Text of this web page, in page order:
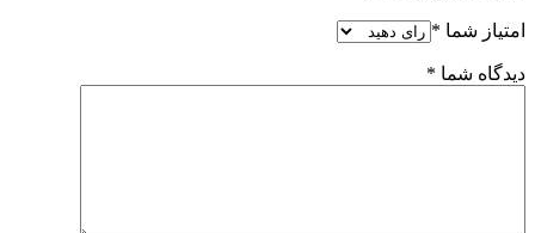
امتیاز شما *
دیدگاه شما *